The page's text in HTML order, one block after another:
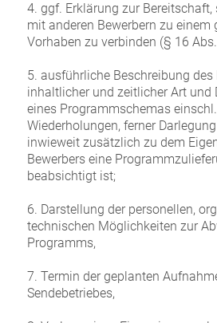
4. ggf. Erklärung zur Bereitschaft,
mit anderen Bewerbern zu einem
Vorhaben zu verbinden (§ 16
5. ausführliche Beschreibung
inhaltlicher und zeitlicher Art und
eines Programmschemas
Wiederholungen, ferner
inwieweit zusätzlich zu dem
Bewerbers eine
beabsichtigt ist;
6. Darstellung der personellen,
technischen Möglichkeiten zur
Programms,
7. Termin der geplanten
Sendebetriebes,